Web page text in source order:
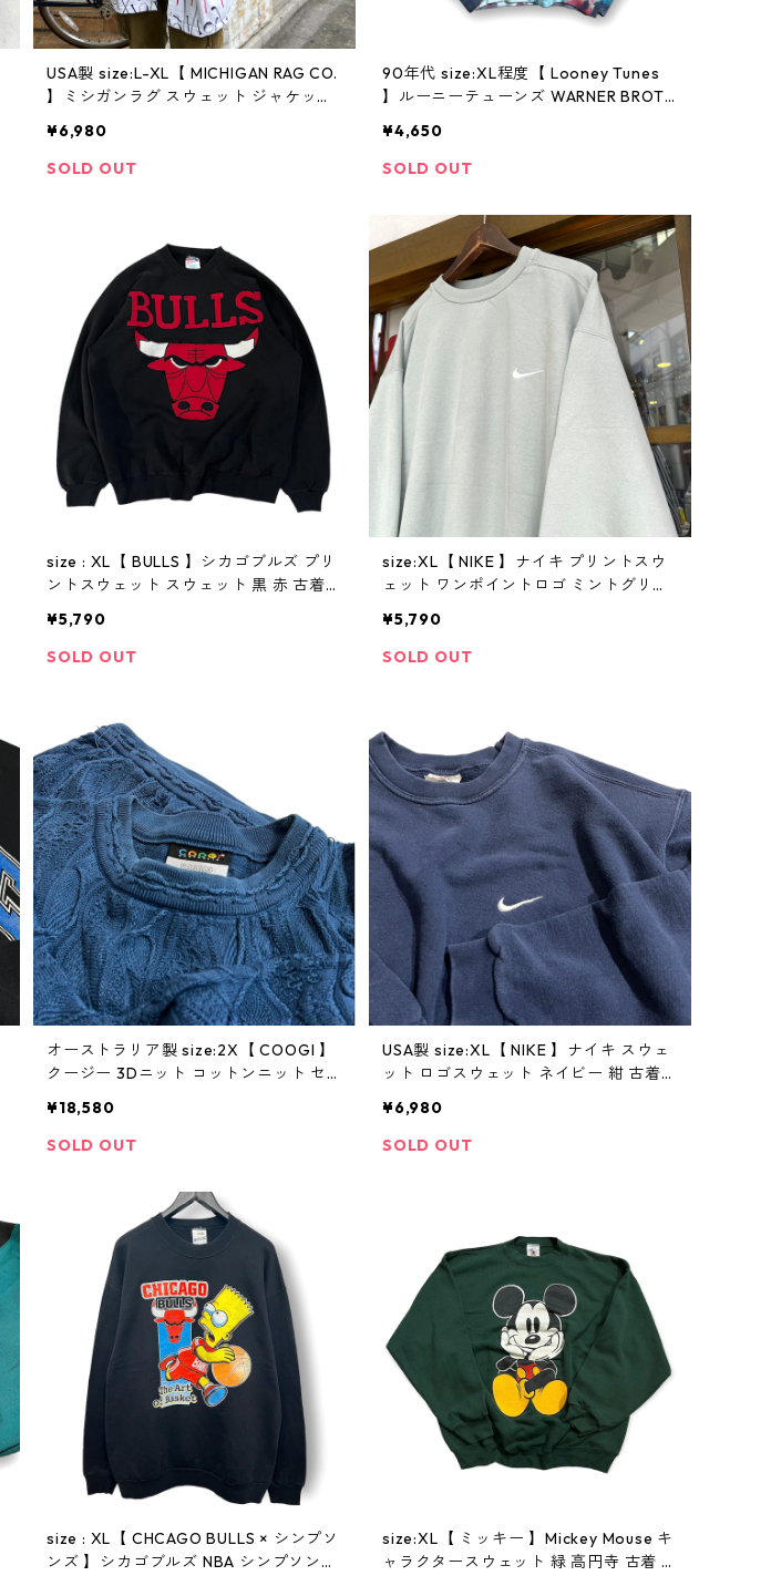
USA製 size:L-XL【 MICHIGAN RAG CO.
】ミシガンラグ スウェット ジャケット
ンテージ
¥6,980
SOLD OUT
90年代 size:XL程度【 Looney Tunes
】ルーニーテューンズ WARNER BROTH
ウェット キャラクタースウェット タイ
ダイ 古着 古着屋 高円寺 ビンテージ
¥4,650
SOLD OUT
size : XL【 BULLS 】シカゴブルズ プリ
ントスウェット スウェット 黒 赤 古着
¥5,790
SOLD OUT
size:XL【 NIKE 】ナイキ プリントスウ
ェット ワンポイントロゴ ミントグリー
¥5,790
SOLD OUT
オーストラリア製 size:2X【 COOGI 】
クージー 3Dニット コットンニット セ
ジ
¥18,580
SOLD OUT
USA製 size:XL【 NIKE 】ナイキ スウェ
ット ロゴスウェット ネイビー 紺 古着
¥6,980
SOLD OUT
size : XL【 CHCAGO BULLS × シンプソ
ンズ 】シカゴブルズ NBA シンプソンズ
size:XL【 ミッキー 】Mickey Mouse キ
ャラクタースウェット 緑 高円寺 古着 古